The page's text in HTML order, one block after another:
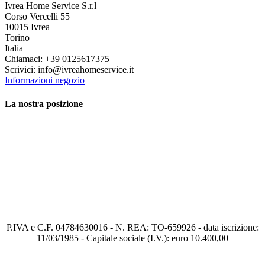
Ivrea Home Service S.r.l
Corso Vercelli 55
10015 Ivrea
Torino
Italia
Chiamaci: +39 0125617375
Scrivici: info@ivreahomeservice.it
Informazioni negozio
La nostra posizione
P.IVA e C.F. 04784630016 - N. REA: TO-659926 - data iscrizione:
11/03/1985 - Capitale sociale (I.V.): euro 10.400,00